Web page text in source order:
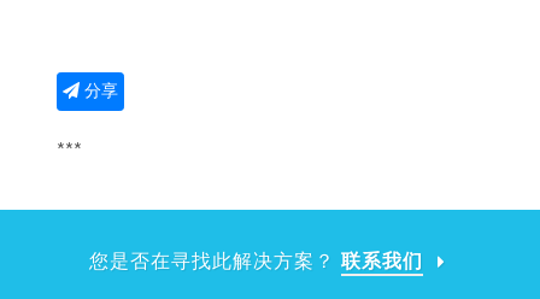
分享
***
您是否在寻找此解决方案？ 联系我们